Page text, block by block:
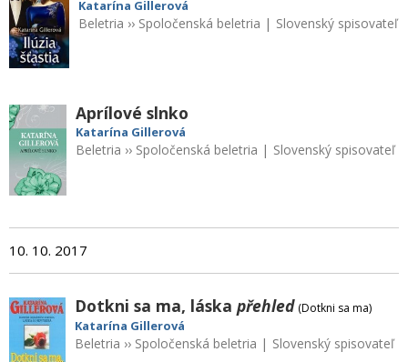
Katarína Gillerová
Beletria ›› Spoločenská beletria | Slovenský spisovateľ
Aprílové slnko
Katarína Gillerová
Beletria ›› Spoločenská beletria | Slovenský spisovateľ
10. 10. 2017
Dotkni sa ma, láskapřehled (Dotkni sa ma)
Katarína Gillerová
Beletria ›› Spoločenská beletria | Slovenský spisovateľ